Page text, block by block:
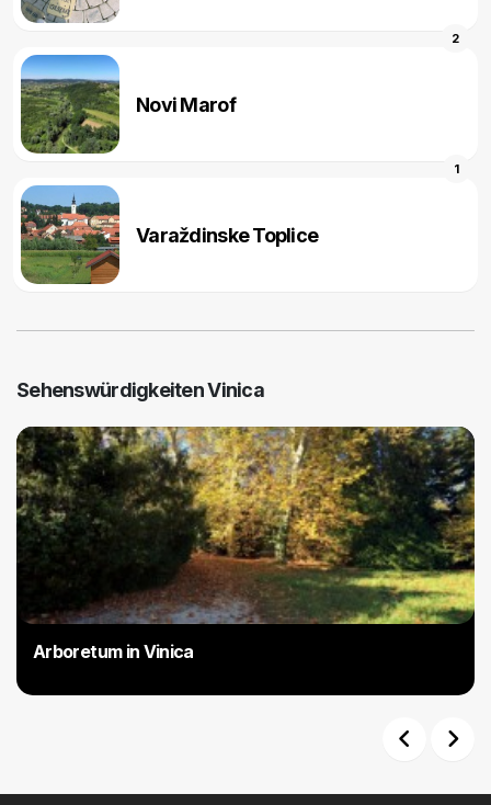
Novi Marof
2
Varaždinske Toplice
1
Sehenswürdigkeiten Vinica
Arboretum in Vinica